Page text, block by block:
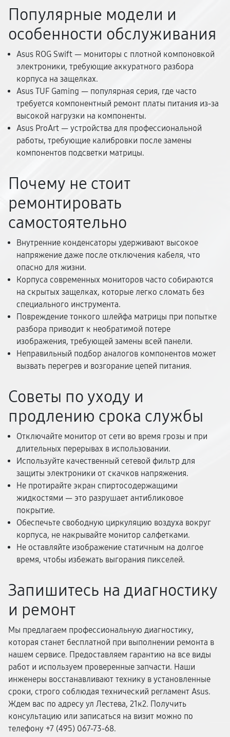
Популярные модели и
особенности обслуживания
Asus ROG Swift — мониторы с плотной компоновкой
электроники, требующие аккуратного разбора
корпуса на защелках.
Asus TUF Gaming — популярная серия, где часто
требуется компонентный ремонт платы питания из-за
высокой нагрузки на компоненты.
Asus ProArt — устройства для профессиональной
работы, требующие калибровки после замены
компонентов подсветки матрицы.
Почему не стоит
ремонтировать
самостоятельно
Внутренние конденсаторы удерживают высокое
напряжение даже после отключения кабеля, что
опасно для жизни.
Корпуса современных мониторов часто собираются
на скрытых защелках, которые легко сломать без
специального инструмента.
Повреждение тонкого шлейфа матрицы при попытке
разбора приводит к необратимой потере
изображения, требующей замены всей панели.
Неправильный подбор аналогов компонентов может
вызвать перегрев и возгорание цепей питания.
Советы по уходу и
продлению срока службы
Отключайте монитор от сети во время грозы и при
длительных перерывах в использовании.
Используйте качественный сетевой фильтр для
защиты электроники от скачков напряжения.
Не протирайте экран спиртосодержащими
жидкостями — это разрушает антибликовое
покрытие.
Обеспечьте свободную циркуляцию воздуха вокруг
корпуса, не накрывайте монитор салфетками.
Не оставляйте изображение статичным на долгое
время, чтобы избежать выгорания пикселей.
Запишитесь на диагностику
и ремонт
Мы предлагаем профессиональную диагностику,
которая станет бесплатной при выполнении ремонта в
нашем сервисе. Предоставляем гарантию на все виды
работ и используем проверенные запчасти. Наши
инженеры восстанавливают технику в установленные
сроки, строго соблюдая технический регламент Asus.
Ждем вас по адресу ул Лестева, 21к2. Получить
консультацию или записаться на визит можно по
телефону +7 (495) 067-73-68.